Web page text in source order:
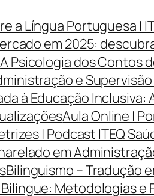
a Língua Portuguesa |
em 2025:
A Psicologia dos Contos
e Supervisão
à Educação Inclusiva:
Aula Online |
| Podcast ITEQ
em
Bilinguismo – Tradução
Metodologias e